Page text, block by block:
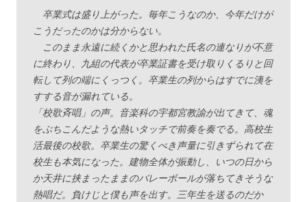
卒業式は盛り上がった。毎年こうなのか、今年だけが
こうだったのかは分からない。
このまま永遠に続くかと思われた氏名の連なりが不意
に終わり、九組の代表が卒業証書を受け取りくるりと回
転して列の端にくっつく。卒業生の列からはすでに洟を
すする音が漏れている。
「校歌斉唱」の声。音楽科の宇都宮教諭が出てきて、魂
をぶちこんだような熱いタッチで前奏を奏でる。高校生
活最後の校歌。卒業生の驚くべき声量に引きずられて在
校生も本気になった。建物全体が振動し、いつの日から
か天井に挟まったままのバレーボールが落ちてきそうな
熱唱だ。負けじと僕も声を出す。三年生を送るのだか